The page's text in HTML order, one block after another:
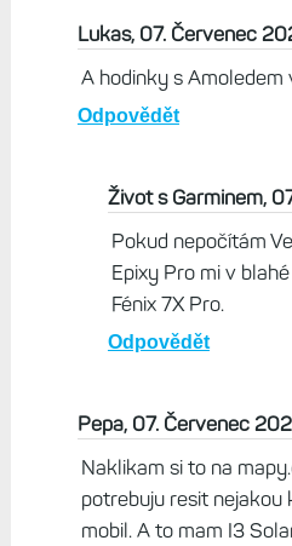
Lukas, 07. Červenec
A hodinky s Amoledem
Odpovědět
Život s Garminem,
Pokud nepočítám
Epixy Pro mi v
Fénix 7X Pro.
Odpovědět
Pepa, 07. Červenec
Naklikam si to na
potrebuju resit
mobil. A to mam I3